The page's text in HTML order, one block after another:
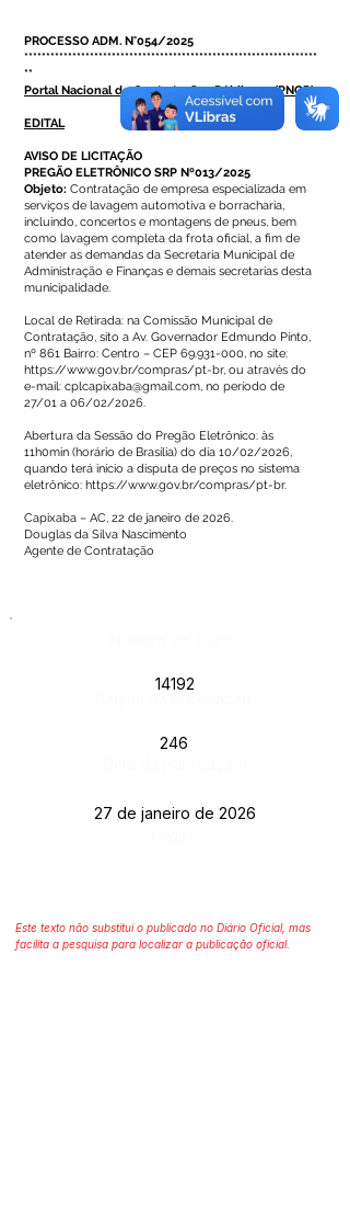
PROCESSO ADM. N°054/2025
*******************************************************************
**
Portal Nacional de Contratações Públicas - (PNCP)
EDITAL
AVISO DE LICITAÇÃO
PREGÃO ELETRÔNICO SRP Nº013/2025
Objeto: Contratação de empresa especializada em
serviços de lavagem automotiva e borracharia,
incluindo, concertos e montagens de pneus, bem
como lavagem completa da frota oficial, a fim de
atender as demandas da Secretaria Municipal de
Administração e Finanças e demais secretarias desta
municipalidade.
Local de Retirada: na Comissão Municipal de
Contratação, sito a Av. Governador Edmundo Pinto,
nº 861 Bairro: Centro – CEP 69.931-000, no site:
https://www.gov.br/compras/pt-br, ou através do
e-mail: cplcapixaba@gmail.com, no período de
27/01 a 06/02/2026.
Abertura da Sessão do Pregão Eletrônico: às
11h0min (horário de Brasília) do dia 10/02/2026,
quando terá início a disputa de preços no sistema
eletrônico: https://www.gov.br/compras/pt-br.
Capixaba – AC, 22 de janeiro de 2026.
Douglas da Silva Nascimento
Agente de Contratação
14192
246
27 de janeiro de 2026
Este texto não substitui o publicado no Diário Oficial, mas
facilita a pesquisa para localizar a publicação oficial.